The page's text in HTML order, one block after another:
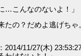
…こんなのないよ！」
たの？だめよ逃げち
2014/11/27(木)